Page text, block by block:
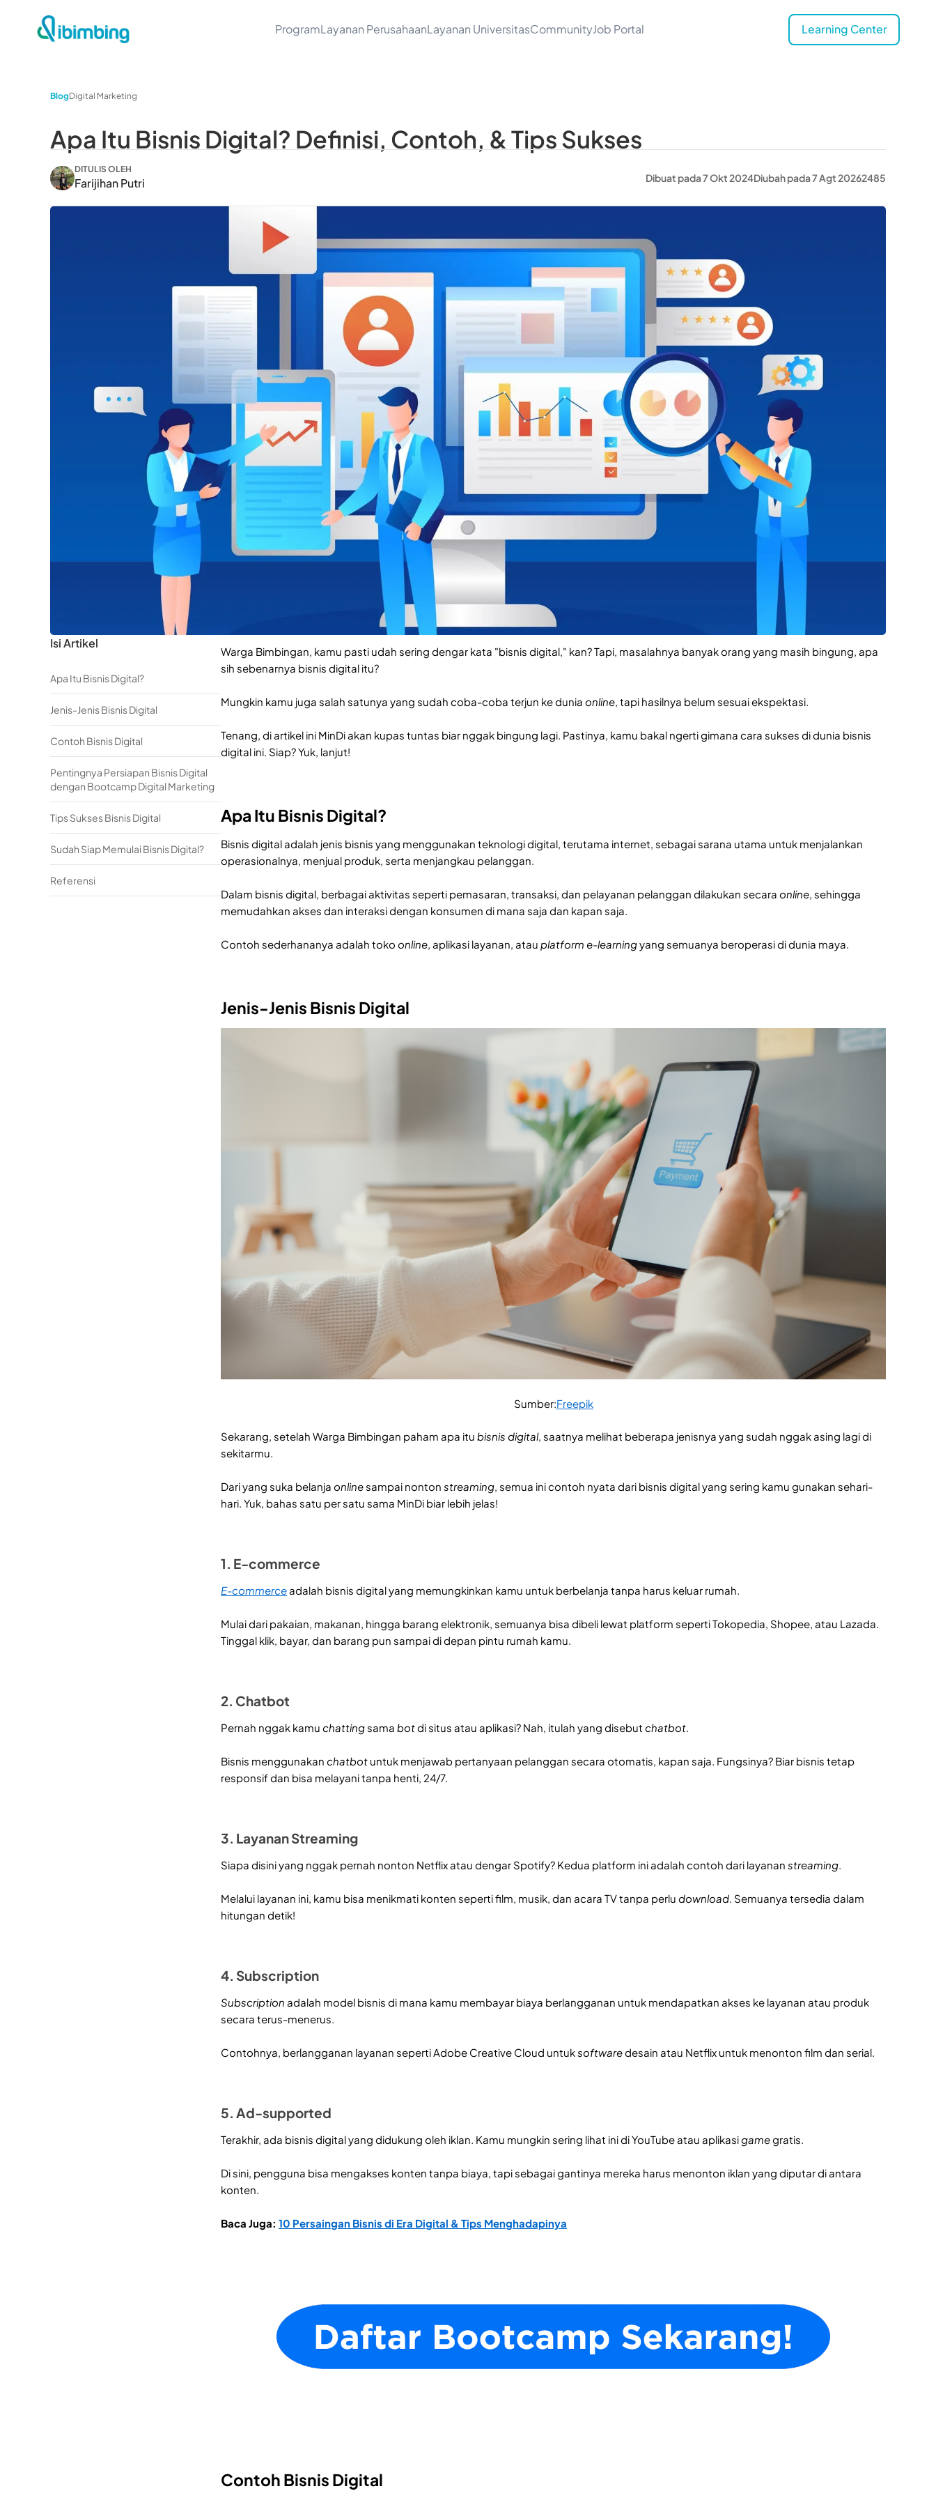
ProgramLayanan PerusahaanLayanan UniversitasCommunityJob Portal Learning Center
BlogDigital Marketing
Apa Itu Bisnis Digital? Definisi, Contoh, & Tips Sukses
DITULIS OLEH
Farijihan Putri Dibuat pada 7 Okt 2024Diubah pada 7 Agt 20262485
Isi Artikel
Apa Itu Bisnis Digital?
Jenis-Jenis Bisnis Digital
Contoh Bisnis Digital
Pentingnya Persiapan Bisnis Digital
dengan Bootcamp Digital Marketing
Tips Sukses Bisnis Digital
Sudah Siap Memulai Bisnis Digital?
Referensi
Warga Bimbingan, kamu pasti udah sering dengar kata "bisnis digital," kan? Tapi, masalahnya banyak orang yang masih bingung, apa
sih sebenarnya bisnis digital itu?
Mungkin kamu juga salah satunya yang sudah coba-coba terjun ke dunia online, tapi hasilnya belum sesuai ekspektasi.
Tenang, di artikel ini MinDi akan kupas tuntas biar nggak bingung lagi. Pastinya, kamu bakal ngerti gimana cara sukses di dunia bisnis
digital ini. Siap? Yuk, lanjut!
Apa Itu Bisnis Digital?
Bisnis digital adalah jenis bisnis yang menggunakan teknologi digital, terutama internet, sebagai sarana utama untuk menjalankan
operasionalnya, menjual produk, serta menjangkau pelanggan.
Dalam bisnis digital, berbagai aktivitas seperti pemasaran, transaksi, dan pelayanan pelanggan dilakukan secara online, sehingga
memudahkan akses dan interaksi dengan konsumen di mana saja dan kapan saja.
Contoh sederhananya adalah toko online, aplikasi layanan, atau platform e-learningyang semuanya beroperasi di dunia maya.
Jenis-Jenis Bisnis Digital
Sumber:Freepik
Sekarang, setelah Warga Bimbingan paham apa itu bisnis digital, saatnya melihat beberapa jenisnya yang sudah nggak asing lagi di
sekitarmu.
Dari yang suka belanja online sampai nonton streaming , semua ini contoh nyata dari bisnis digital yang sering kamu gunakan sehari-
hari. Yuk, bahas satu per satu sama MinDi biar lebih jelas!
1. E-commerce
E-commerceadalah bisnis digital yang memungkinkan kamu untuk berbelanja tanpa harus keluar rumah.
Mulai dari pakaian, makanan, hingga barang elektronik, semuanya bisa dibeli lewat platform seperti Tokopedia, Shopee, atau Lazada.
Tinggal klik, bayar, dan barang pun sampai di depan pintu rumah kamu.
2. Chatbot
Pernah nggak kamu chatting sama botdi situs atau aplikasi? Nah, itulah yang disebut chatbot
Bisnis menggunakan chatbot untuk menjawab pertanyaan pelanggan secara otomatis, kapan saja. Fungsinya? Biar bisnis tetap
responsif dan bisa melayani tanpa henti, 24/7.
3. Layanan Streaming
Siapa disini yang nggak pernah nonton Netflix atau dengar Spotify? Kedua platform ini adalah contoh dari layanan streaming
Melalui layanan ini, kamu bisa menikmati konten seperti film, musik, dan acara TV tanpa perlu download . Semuanya tersedia dalam
hitungan detik!
4. Subscription
Subscription adalah model bisnis di mana kamu membayar biaya berlangganan untuk mendapatkan akses ke layanan atau produk
secara terus-menerus.
Contohnya, berlangganan layanan seperti Adobe Creative Cloud untuksoftwaredesain atau Netflix untuk menonton film dan serial.
5. Ad-supported
Terakhir, ada bisnis digital yang didukung oleh iklan. Kamu mungkin sering lihat ini di YouTube atau aplikasigamegratis.
Di sini, pengguna bisa mengakses konten tanpa biaya, tapi sebagai gantinya mereka harus menonton iklan yang diputar di antara
konten.
Baca Juga: 10 Persaingan Bisnis di Era Digital & Tips Menghadapinya
Contoh Bisnis Digital